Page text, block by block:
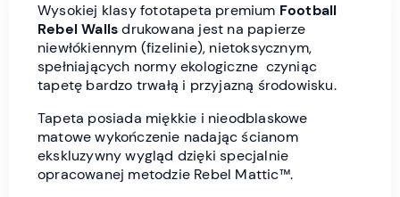
Wysokiej klasy fototapeta premium Football
Rebel Wallsdrukowana jest na papierze
niewłókiennym (fizelinie), nietoksycznym,
spełniających normy ekologiczne czyniąc
tapetę bardzo trwałą i przyjazną środowisku.
Tapeta posiada miękkie i nieodblaskowe
matowe wykończenie nadając ścianom
ekskluzywny wygląd dzięki specjalnie
opracowanej metodzie Rebel Mattic™.